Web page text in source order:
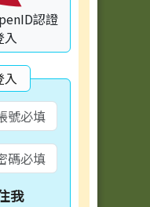
認證
入
入
我